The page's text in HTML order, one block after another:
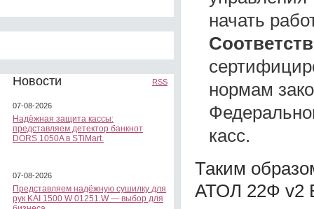
Новости RSS
07-08-2026
Надёжная защита кассы:
представляем детектор банкнот
DORS 1050A в STiMart.
07-08-2026
Представляем надёжную сушилку для
рук KAI 1500 W 01251.W — выбор для
начать
нормам
касс.
Таким
АТОЛ 22Ф v2